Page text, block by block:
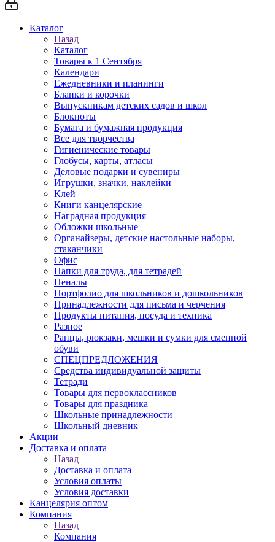
Каталог
Назад
Каталог
Товары к 1 Сентября
Календари
Ежедневники и планинги
Бланки и корочки
Выпускникам детских садов и школ
Блокноты
Бумага и бумажная продукция
Все для творчества
Гигиенические товары
Глобусы, карты, атласы
Деловые подарки и сувениры
Игрушки, значки, наклейки
Клей
Книги канцелярские
Наградная продукция
Обложки школьные
Органайзеры, детские настольные наборы,
стаканчики
Офис
Папки для труда, для тетрадей
Пеналы
Портфолио для школьников и дошкольников
Принадлежности для письма и черчения
Продукты питания, посуда и техника
Разное
Ранцы, рюкзаки, мешки и сумки для сменной
обуви
СПЕЦПРЕДЛОЖЕНИЯ
Средства индивидуальной защиты
Тетради
Товары для первоклассников
Товары для праздника
Школьные принадлежности
Школьный дневник
Акции
Доставка и оплата
Назад
Доставка и оплата
Условия оплаты
Условия доставки
Канцелярия оптом
Компания
Назад
Компания